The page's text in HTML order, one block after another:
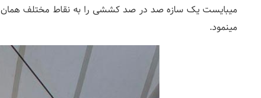
میبایست یک سازه صد در صد کششی را به نقاط مختلف همان
مینمود.